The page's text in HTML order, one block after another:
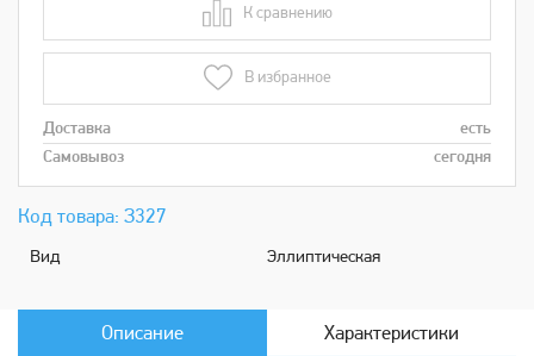
Код товара: З327
Bид Эллиптическая
К сравнению
В сравнении
В избранное
Доставка
есть
Самовывоз
сегодня
Описание Характеристики